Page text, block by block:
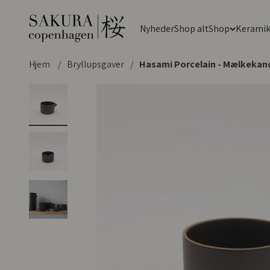
NyhederShop altShop Keramik
Sakura Copenhagen
Hjem / Bryllupsgaver / Hasami Porcelain -